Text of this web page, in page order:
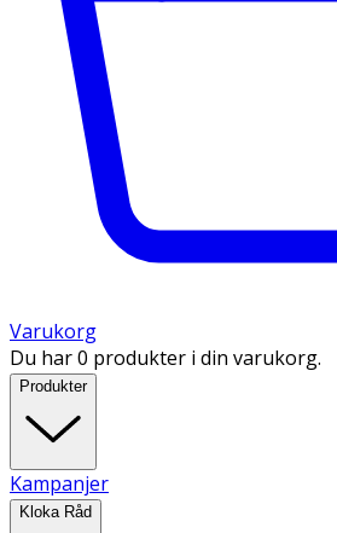
Varukorg
Du har 0 produkter i din varukorg.
Produkter
Kampanjer
Kloka Råd